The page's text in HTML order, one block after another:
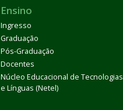
Ensino
Ingresso
Graduação
Pós-Graduação
Docentes
Núcleo Educacional de Tecnologias
e Línguas (Netel)